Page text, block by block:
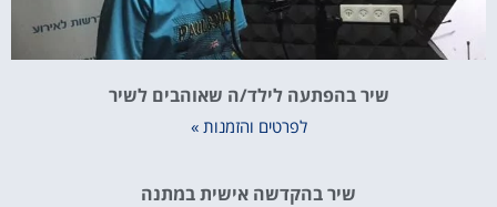
שיר בהפתעה לילד/ה שאוהבים לשיר
לפרטים והזמנות »
שיר בהקדשה אישית במתנה